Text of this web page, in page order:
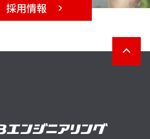
採用情報